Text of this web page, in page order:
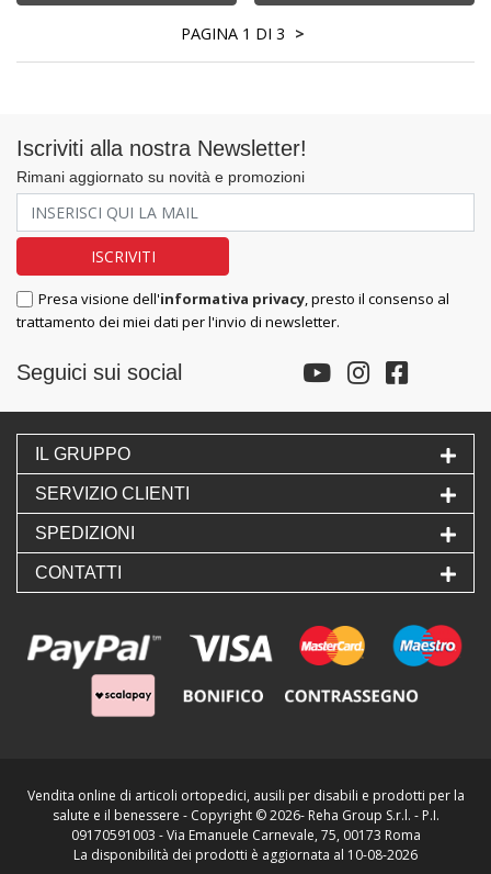
PAGINA 1 DI 3 >
Iscriviti alla nostra Newsletter!
Rimani aggiornato su novità e promozioni
Presa visione dell'informativa privacy, presto il consenso al
trattamento dei miei dati per l'invio di newsletter.
Seguici sui social
IL GRUPPO
SERVIZIO CLIENTI
SPEDIZIONI
CONTATTI
Vendita online di articoli ortopedici, ausili per disabili e prodotti per la
salute e il benessere - Copyright ©2026- Reha Group S.r.l. - P.I.
09170591003 - Via Emanuele Carnevale, 75, 00173 Roma
La disponibilità dei prodotti è aggiornata al 10-08-2026